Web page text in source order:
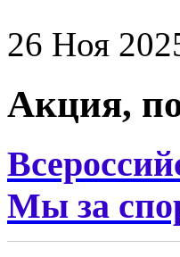
26 Ноя
Акция,
Мы за